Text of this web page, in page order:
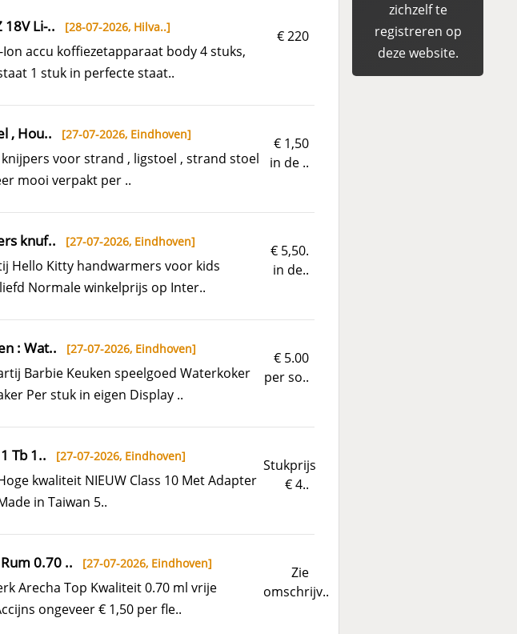
€ 220
Li-.. [28-07-2026, Hilva..]
Ion accu koffiezetapparaat body 4 stuks,
1 stuk in perfecte staat..
€ 1,50
in de ..
, Hou.. [27-07-2026, Eindhoven]
voor strand , ligstoel , strand stoel
mooi verpakt per ..
€ 5,50.
in de..
knuf.. [27-07-2026, Eindhoven]
Hello Kitty handwarmers voor kids
Normale winkelprijs op Inter..
€ 5.00
per so..
: Wat.. [27-07-2026, Eindhoven]
Barbie Keuken speelgoed Waterkoker
Per stuk in eigen Display ..
Stukprijs
€ 4..
Tb 1.. [27-07-2026, Eindhoven]
kwaliteit NIEUW Class 10 Met Adapter
in Taiwan 5..
Zie
omschrijv..
0.70 .. [27-07-2026, Eindhoven]
Arecha Top Kwaliteit 0.70 ml vrije
ongeveer € 1,50 per fle..
zichzelf te
registreren op
deze website.